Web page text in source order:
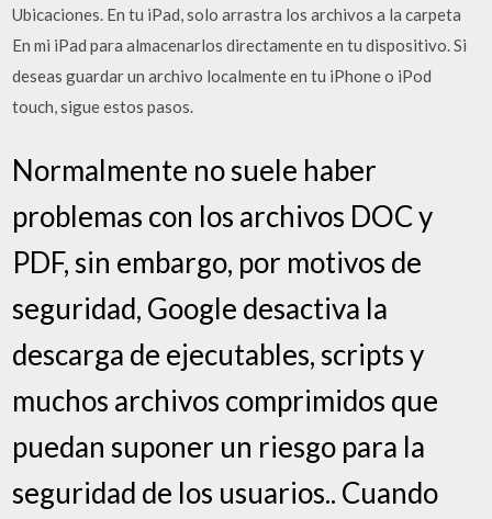
Ubicaciones. En tu iPad, solo arrastra los archivos a la carpeta
En mi iPad para almacenarlos directamente en tu dispositivo. Si
deseas guardar un archivo localmente en tu iPhone o iPod
touch, sigue estos pasos.
Normalmente no suele haber
problemas con los archivos DOC y
PDF, sin embargo, por motivos de
seguridad, Google desactiva la
descarga de ejecutables, scripts y
muchos archivos comprimidos que
puedan suponer un riesgo para la
seguridad de los usuarios.. Cuando